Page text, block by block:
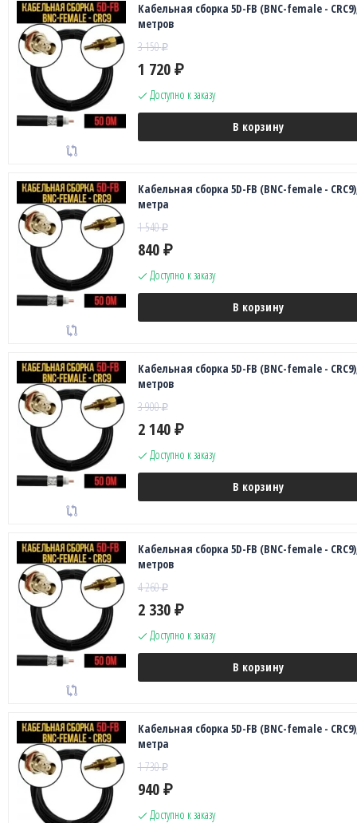
Кабельная сборка 5D-FB (BNC-female -
метров
3 150₽
1 720 ₽
Доступно к заказу
В корзину
Кабельная сборка 5D-FB (BNC-female -
метра
1 540₽
840 ₽
Доступно к заказу
В корзину
Кабельная сборка 5D-FB (BNC-female -
метров
3 900₽
2 140 ₽
Доступно к заказу
В корзину
Кабельная сборка 5D-FB (BNC-female -
метров
4 260₽
2 330 ₽
Доступно к заказу
В корзину
Кабельная сборка 5D-FB (BNC-female -
метра
1 730₽
940 ₽
Доступно к заказу